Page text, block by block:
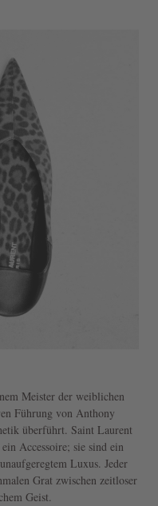
Meister der weiblichen
Führung von Anthony
überführt. Saint Laurent
Accessoire; sie sind ein
Luxus. Jeder
Grat zwischen zeitloser
Geist.